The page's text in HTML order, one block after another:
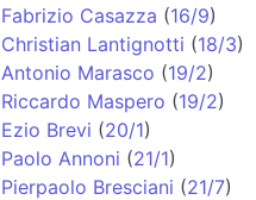
Fabrizio Casazza (16/9)
Christian Lantignotti (18/3)
Antonio Marasco (19/2)
Riccardo Maspero (19/2)
Ezio Brevi (20/1)
Paolo Annoni (21/1)
Pierpaolo Bresciani (21/7)